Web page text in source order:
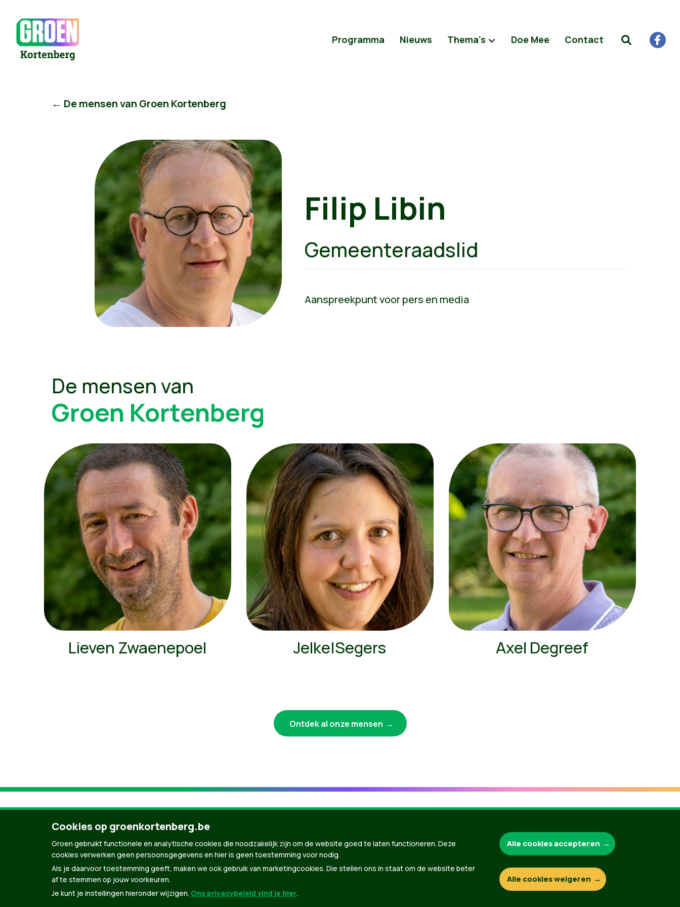
Programma Nieuws Thema's Doe Mee Contact
← De mensen van Groen Kortenberg
Filip Libin
Gemeenteraadslid
Aanspreekpunt voor pers en media
De mensen van
Groen Kortenberg
Lieven Zwaenepoel Jelke|Segers Axel Degreef
Ontdek al onze mensen
Groen.be
© Copyright Groen 2026 | Gemaakt metNationBuilder| Gebouwd door
Cookies op groenkortenberg.be
Groen gebruikt functionele en analytische cookies die noodzakelijk zijn om de website goed te laten functioneren. Deze
cookies verwerken geen persoonsgegevens en hier is geen toestemming voor nodig.
Als je daarvoor toestemming geeft, maken we ook gebruik van marketingcookies. Die stellen ons in staat om de website beter
af te stemmen op jouw voorkeuren.
Je kunt je instellingen hieronder wijzigen. Ons privacybeleid vind je hier.
Alle cookies accepteren
Alle cookies weigeren